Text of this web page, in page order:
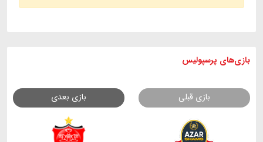
بازی های پرسپولیس
بازی قبلی بازی بعدی